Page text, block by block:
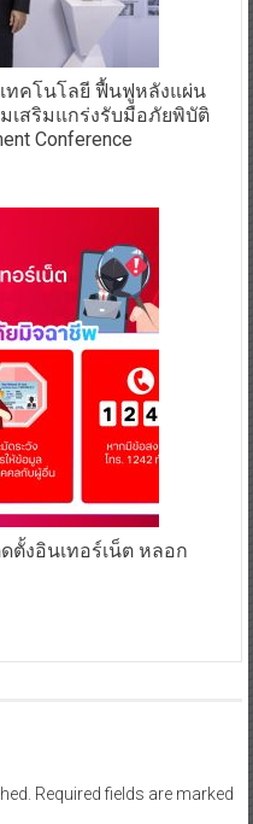
ทคโนโลยี ฟื้นฟูหลังแผ่น
เสริมแกร่งรับมือภัยพิบัติ
Conference
ตั้งอินเทอร์เน็ต หลอก
Required fields are marked